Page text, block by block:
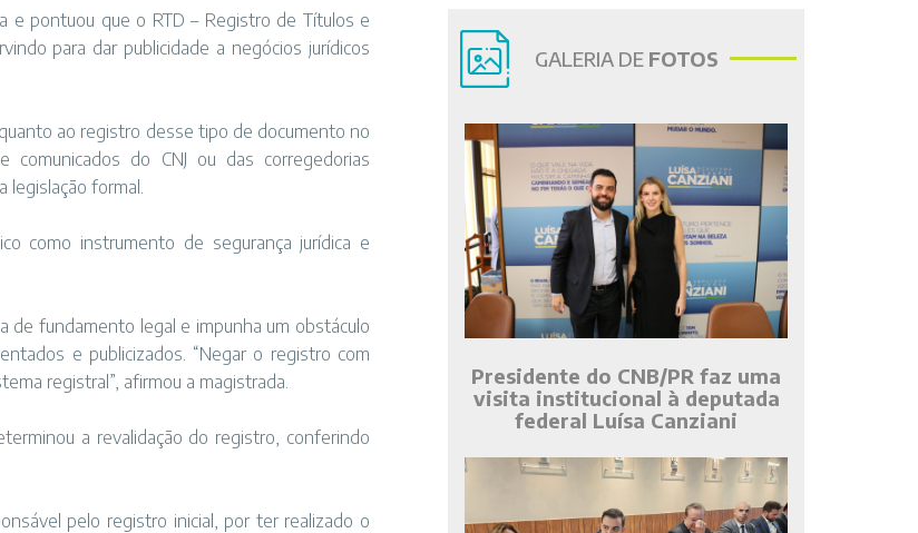
e pontuou que o RTD – Registro de Títulos e
para dar publicidade a negócios jurídicos
ao registro desse tipo de documento no
do CNJ ou das corregedorias
legislação formal.
como instrumento de segurança jurídica e
de fundamento legal e impunha um obstáculo
e publicizados. “Negar o registro com
registral”, afirmou a magistrada.
a revalidação do registro, conferindo
pelo registro inicial, por ter realizado o
GALERIA DE FOTOS
Presidente do CNB/PR faz uma
visita institucional à deputada
federal Luísa Canziani